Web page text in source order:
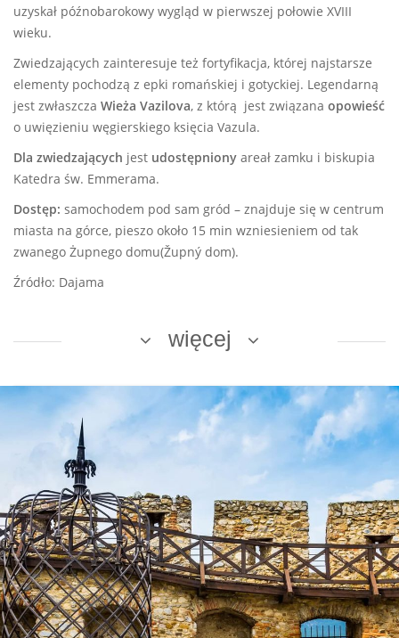
uzyskał późnobarokowy wygląd w pierwszej połowie XVIII
wieku.
Zwiedzających zainteresuje też fortyfikacja, której najstarsze
elementy pochodzą z epki romańskiej i gotyckiej. Legendarną
jest zwłaszcza Wieża Vazilova, z którą jest związana opowieść
o uwięzieniu węgierskiego księcia Vazula.
Dla zwiedzających jest udostępniony areał zamku i biskupia
Katedra św. Emmerama.
Dostęp: samochodem pod sam gród – znajduje się w centrum
miasta na górce, pieszo około 15 min wzniesieniem od tak
zwanego Żupnego domu(Župný dom).
Źródło: Dajama
więcej